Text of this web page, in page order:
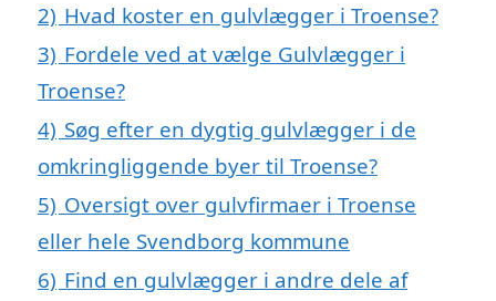
2) Hvad koster en gulvlægger i Troense?
3) Fordele ved at vælge Gulvlægger i
Troense?
4) Søg efter en dygtig gulvlægger i de
omkringliggende byer til Troense?
5) Oversigt over gulvfirmaer i Troense
eller hele Svendborg kommune
6) Find en gulvlægger i andre dele af